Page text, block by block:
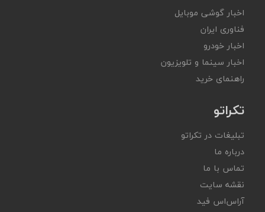
اخبار گوشی موبایل
فناوری ایران
اخبار خودرو
اخبار سینما و تلویزیون
راهنمای خرید
تکراتو
تبلیغات در تکراتو
درباره ما
تماس با ما
نقشه سایت
آر‌اس‌اس فید